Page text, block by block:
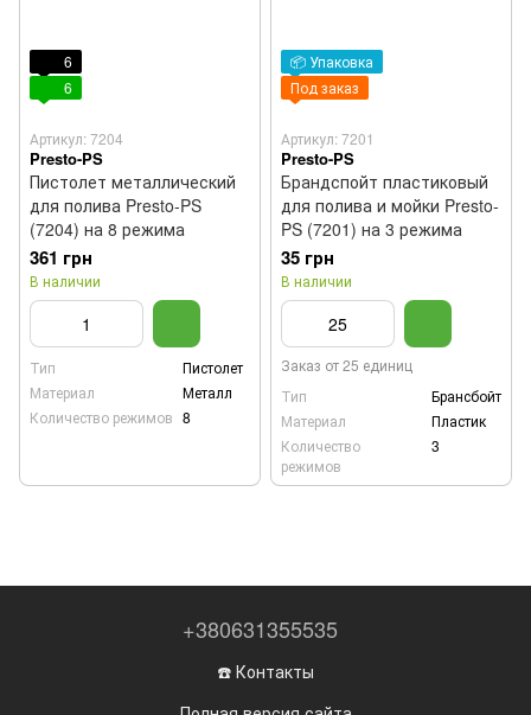
6
6
Артикул: 7204
Presto-PS
Пистолет металлический
для полива Presto-PS
(7204) на 8 режима
361 грн
В наличии
Тип
Пистолет
Материал
Металл
Количество режимов 8
📦 Упаковка
Под заказ
Артикул: 7201
Presto-PS
Брандспойт пластиковый
для полива и мойки Presto-
PS (7201) на 3 режима
35 грн
В наличии
Заказ от 25 единиц
Тип
Брансбойт
Материал
Пластик
Количество
режимов
3
+380631355535
☎️ Контакты